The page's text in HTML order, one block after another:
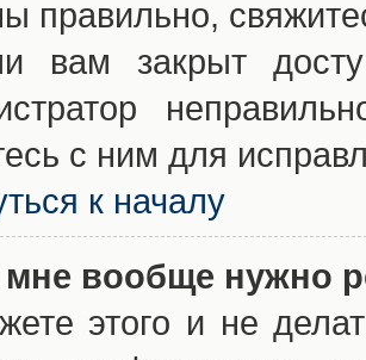
правильно,
вам закрыт
с ним для
к началу
вообще нужно
этого и не